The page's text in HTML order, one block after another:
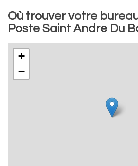
Où trouver votre
Poste Saint Andre Du
+
−